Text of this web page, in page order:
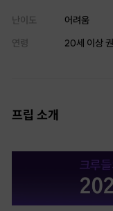
난이도
어려움
연령
20세 이상
프립 소개